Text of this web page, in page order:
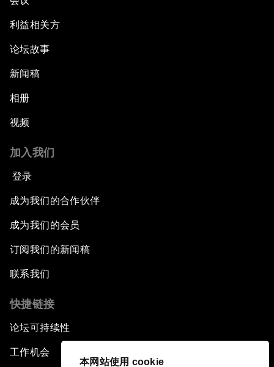
本网站使用 cookie
利益相关方
论坛故事
新闻稿
相册
视频
加入我们
登录
成为我们的合作伙伴
成为我们的会员
订阅我们的新闻稿
联系我们
快捷链接
论坛可持续性
工作机会